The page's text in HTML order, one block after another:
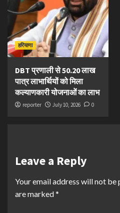
हरियाणा
DBT प्रणाली से 50.20 लाख
पात्र लाभार्थियों को मिला
कल्याणकारी योजनाओं का लाभ
reporter July 10, 2026 0
Leave a Reply
Your email address will not be
are marked*